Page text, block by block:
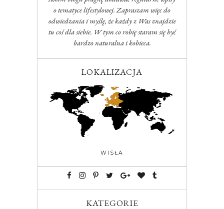
o tematyce lifestylowej. Zapraszam więc do
odwiedzania i myślę, że każdy z Was znajdzie
tu coś dla siebie. W tym co robię staram się być
bardzo naturalna i kobieca.
LOKALIZACJA
WISŁA
KATEGORIE